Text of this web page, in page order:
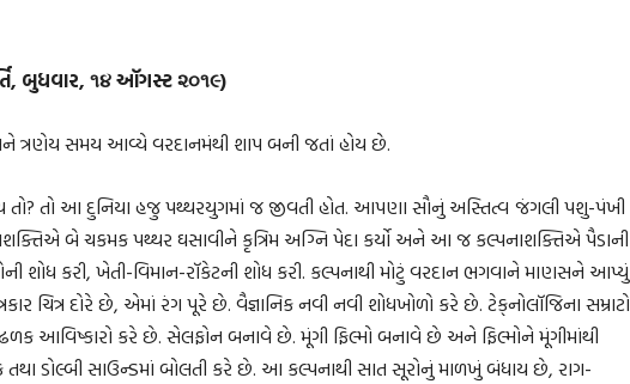
બુધવાર, ૧૪ ઑગસ્ટ ૨૦૧૯)
ત્રણેય સમય આવ્યે વરદાનમંથી શાપ બની જતાં હોય છે.
તો? તો આ દુનિયા હજુ પથ્થરયુગમાં જ જીવતી હોત. આપણા સૌનું અસ્તિત્વ જંગલી પશુ-પંખી
બે ચકમક પથ્થર ઘસાવીને કૃત્રિમ અગ્નિ પેદા કર્યો અને આ જ કલ્પનાશક્તિએ પૈડાની
શોધ કરી, ખેતી-વિમાન-રૉકેટની શોધ કરી. કલ્પનાથી મોટું વરદાન ભગવાને માણસને આપ્યું
ચિત્ર દોરે છે, એમાં રંગ પૂરે છે. વૈજ્ઞાનિક નવી નવી શોધખોળો કરે છે. ટેક્‌નોલૉજિના સમ્રાટો
આવિષ્કારો કરે છે. સેલફોન બનાવે છે. મૂંગી ફિલ્મો બનાવે છે અને ફિલ્મોને મૂંગીમાંથી
તથા ડોલ્બી સાઉન્ડમાં બોલતી કરે છે. આ કલ્પનાથી સાત સૂરોનું માળખું બંધાય છે, રાગ-